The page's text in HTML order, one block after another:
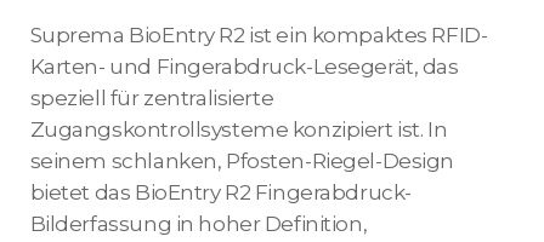
Suprema BioEntry R2 ist ein kompaktes RFID-
Karten- und Fingerabdruck-Lesegerät, das
speziell für zentralisierte
Zugangskontrollsysteme konzipiert ist. In
seinem schlanken, Pfosten-Riegel-Design
bietet das BioEntry R2 Fingerabdruck-
Bilderfassung in hoher Definition,